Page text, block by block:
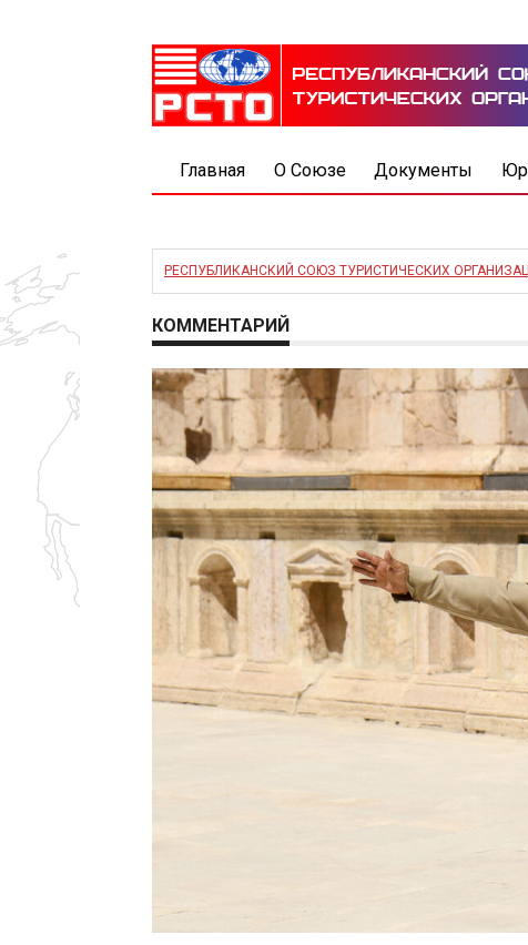
Главная О Союзе Документы
РЕСПУБЛИКАНСКИЙ СОЮЗ ТУРИСТИЧЕСКИХ
КОММЕНТАРИЙ